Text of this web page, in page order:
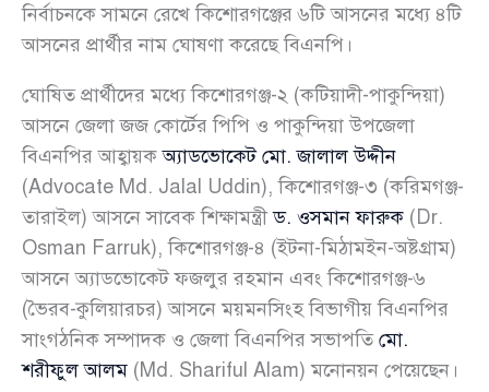
নির্বাচনকে সামনে রেখে কিশোরগঞ্জের ৬টি আসনের মধ্যে ৪টি
আসনের প্রার্থীর নাম ঘোষণা করেছে বিএনপি।
ঘোষিত প্রার্থীদের মধ্যে কিশোরগঞ্জ-২ (কটিয়াদী-পাকুন্দিয়া)
আসনে জেলা জজ কোর্টের পিপি ও পাকুন্দিয়া উপজেলা
বিএনপির আহ্বায়কঅ্যাডভোকেট মো. জালাল উদ্দীন
(Advocate Md. Jalal Uddin), কিশোরগঞ্জ-৩ (করিমগঞ্জ-
তারাইল) আসনে সাবেক শিক্ষামন্ত্রীড. ওসমান ফারুক (Dr.
Osman Farruk), কিশোরগঞ্জ-৪ (ইটনা-মিঠামইন-অষ্টগ্রাম)
আসনে অ্যাডভোকেট ফজলুর রহমান এবং কিশোরগঞ্জ-৬
(ভৈরব-কুলিয়ারচর) আসনে ময়মনসিংহ বিভাগীয় বিএনপির
সাংগঠনিক সম্পাদক ও জেলা বিএনপির সভাপতি মো.
শরীফুল আলম (Md. Shariful Alam) মনোনয়ন পেয়েছেন।